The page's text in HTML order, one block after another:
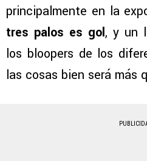
principalmente en la
tres palos es gol, y un
los bloopers de los
las cosas bien será más